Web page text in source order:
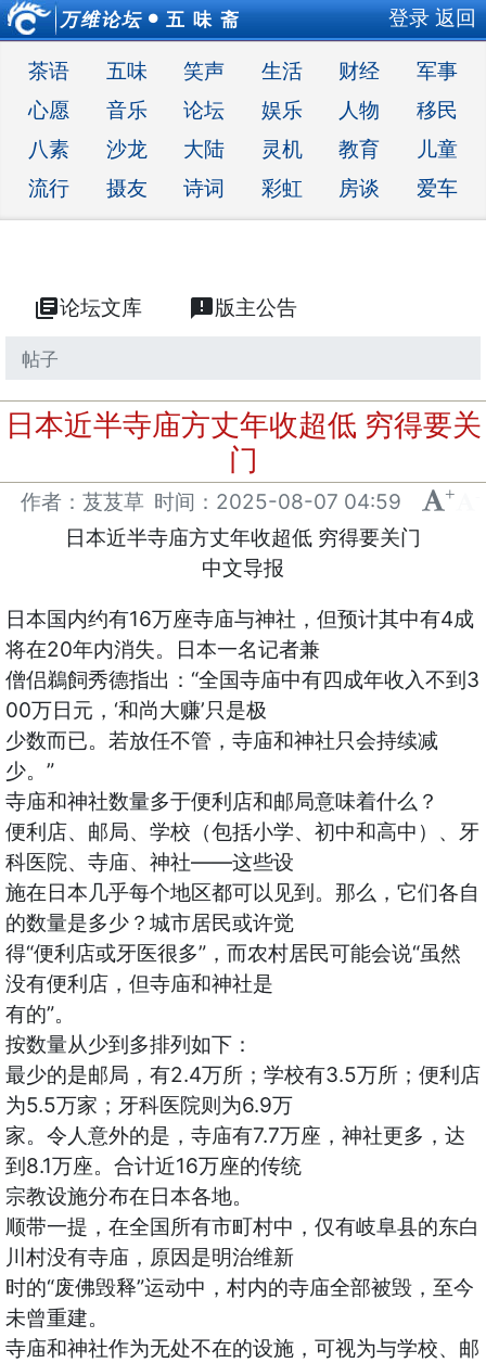
万维论坛 ● 五 味 斋 登录 返回
茶语 五味 笑声 生活 财经
军事
心愿
音乐 论坛 娱乐 人物
移民
八素
沙龙 大陆 灵机 教育
儿童
流行
摄友 诗词 彩虹 房谈 爱车
library_books论坛文库 announcement版主公告
帖子
日本近半寺庙方丈年收超低 穷得要关
门
作者：芨芨草 时间： 2025-08-07 04:59 +
日本近半寺庙方丈年收超低 穷得要关门
中文导报
日本国内约有16万座寺庙与神社，但预计其中有4成
将在20年内消失。日本一名记者兼
僧侣鵜飼秀德指出：“全国寺庙中有四成年收入不到3
00万日元，‘和尚大赚’只是极
少数而已。若放任不管，寺庙和神社只会持续减
少。”
寺庙和神社数量多于便利店和邮局意味着什么？
便利店、邮局、学校（包括小学、初中和高中）、牙
科医院、寺庙、神社——这些设
施在日本几乎每个地区都可以见到。那么，它们各自
的数量是多少？城市居民或许觉
得“便利店或牙医很多”，而农村居民可能会说“虽然
没有便利店，但寺庙和神社是
有的”。
按数量从少到多排列如下：
最少的是邮局，有2.4万所；学校有3.5万所；便利店
为5.5万家；牙科医院则为6.9万
家。令人意外的是，寺庙有7.7万座，神社更多，达
到8.1万座。合计近16万座的传统
宗教设施分布在日本各地。
顺带一提，在全国所有市町村中，仅有岐阜县的东白
川村没有寺庙，原因是明治维新
时的“废佛毁释”运动中，村内的寺庙全部被毁，至今
未曾重建。
寺庙和神社作为无处不在的设施，可视为与学校、邮